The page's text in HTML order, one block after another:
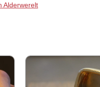
Alderwerelt